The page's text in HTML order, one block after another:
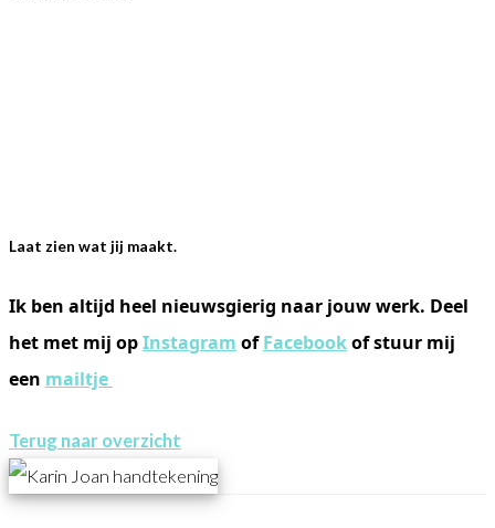
Laat zien wat jij maakt.
Ik ben altijd heel nieuwsgierig naar jouw werk. Deel
het met mij opInstagram ofFacebookof stuur mij
een mailtje
Terug naar overzicht